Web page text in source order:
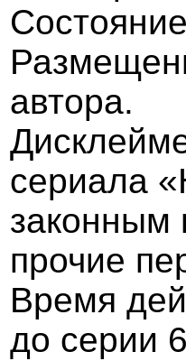
автора.
сериала
законным
прочие
Время
до серии